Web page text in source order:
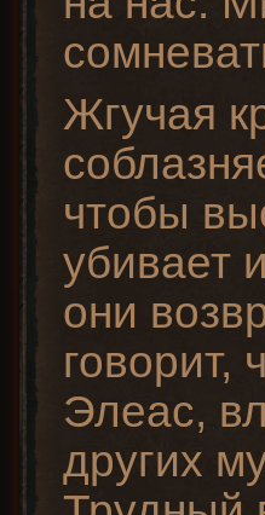
Жгучая
чтобы
убивает
они
говорит,
Элеас,
других